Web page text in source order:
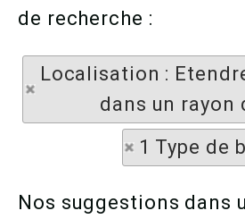
de recherche :
Localisation :
dans un rayon
1 Type de
Nos suggestions dans